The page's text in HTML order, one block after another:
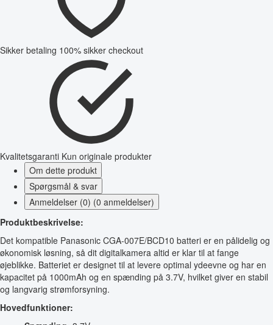
Sikker betaling 100% sikker checkout
Kvalitetsgaranti Kun originale produkter
Om dette produkt
Spørgsmål & svar
Anmeldelser (0) (0 anmeldelser)
Produktbeskrivelse:
Det kompatible Panasonic CGA-007E/BCD10 batteri er en pålidelig og
økonomisk løsning, så dit digitalkamera altid er klar til at fange
øjeblikke. Batteriet er designet til at levere optimal ydeevne og har en
kapacitet på 1000mAh og en spænding på 3.7V, hvilket giver en stabil
og langvarig strømforsyning.
Hovedfunktioner: